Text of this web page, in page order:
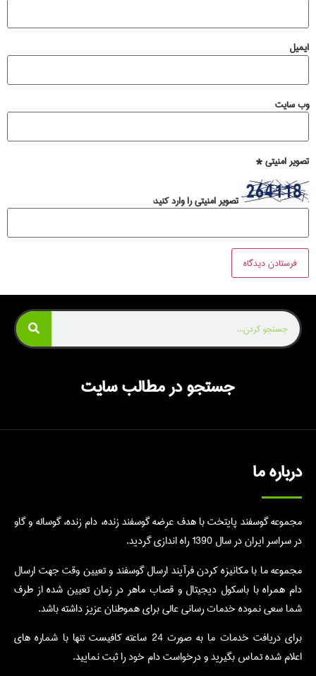
ایمیل
وب‌ سایت
تصویر امنیتی*
تصویر امنیتی را وارد کنید:
جستجو در مطالب سایت
درباره ما
مجموعه گوسفند پایتخت با هدف عرضه گوسفند زنده، دام زنده، گوساله و گاو
در سراسر ایران در سال 1390 راه اندازی گردید.
مجموعه ما با مکانیزه کردن فرآیند ارسال گوسفند و تعیین وقت جهت ارسال
دام همراه با باسکول دیجیتال و قصاب ماهر در زمان تعیین شده از طرف
شما سعی نموده خدمات رسانی عالی برای هموطنان عزیز داشته باشد.
برای دریافت خدمات ما به صورت 24 ساعته کافیست تنها با شماره های
اعلام شده تماس بگیرید و درخواست دام خود را ثبت نمایید.